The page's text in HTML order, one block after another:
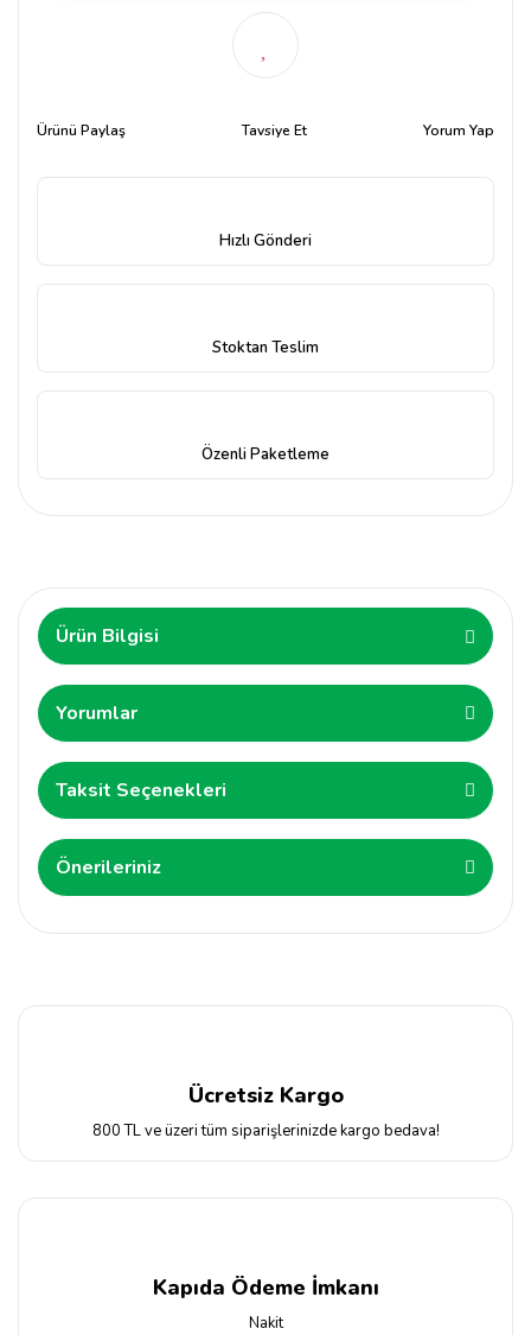
Ürünü Paylaş Tavsiye Et Yorum Yap
Hızlı Gönderi
Stoktan Teslim
Özenli Paketleme
Ürün Bilgisi
Yorumlar
Taksit Seçenekleri
Önerileriniz
Ücretsiz Kargo
800 TL ve üzeri tüm siparişlerinizde kargo bedava!
Kapıda Ödeme İmkanı
Nakit